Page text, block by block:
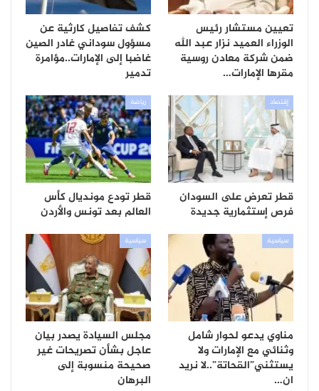
تعيين مستشار رئيس
الوزراء العميد نزار عبد الله
ضمن شركة معادن روسية
مقرها الإمارات…
كشف تفاصيل كارثية عن
مسؤول سوداني غادر الصين
غاضبا إلى الإمارات..مؤامرة
تدمير
إقتصاد
قطر تعرض على السودان
فرص إستثمارية جديدة
رياضة
قطر تودع مونديال كأس
العالم بعد تونس والأردن
سياسية
مناوي يدعو لحوار شامل
وثنائي مع الإمارات ولا
يستثني”القحاتة”..لا نريد
ان…
سياسية
مجلس السيادة يصدر بيان
عاجل بشأن تصريحات غير
صحيحة منسوبة إلى
البرهان